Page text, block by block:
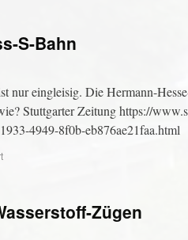
S-Bahn
eingleisig. Die Hermann-
Stuttgarter Zeitung https://
4949-8f0b-eb876ae21faa.html
Zügen